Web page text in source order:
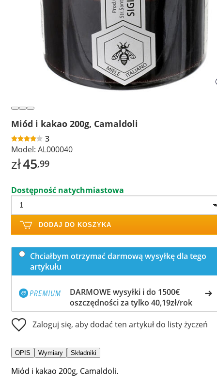
Miód i kakao 200g, Camaldoli
3
Model: AL000040
zł45,99
Dostępność natychmiastowa
DODAJ DO KOSZYKA
Chciałbym otrzymać darmową wysyłkę dla tego
artykułu
DARMOWE wysyłki i do 1500€
oszczędności za tylko 40,19zł/rok
Zaloguj się, aby dodać ten artykuł do listy życzeń
OPIS Wymiary Składniki
Miód i kakao 200g, Camaldoli.